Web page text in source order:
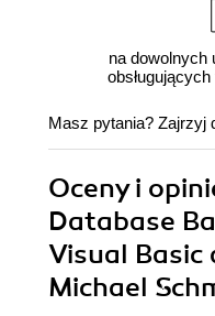
na dowolnych
Masz pytania? Zajrzyj
Oceny i
Database
Visual Basic
Michael